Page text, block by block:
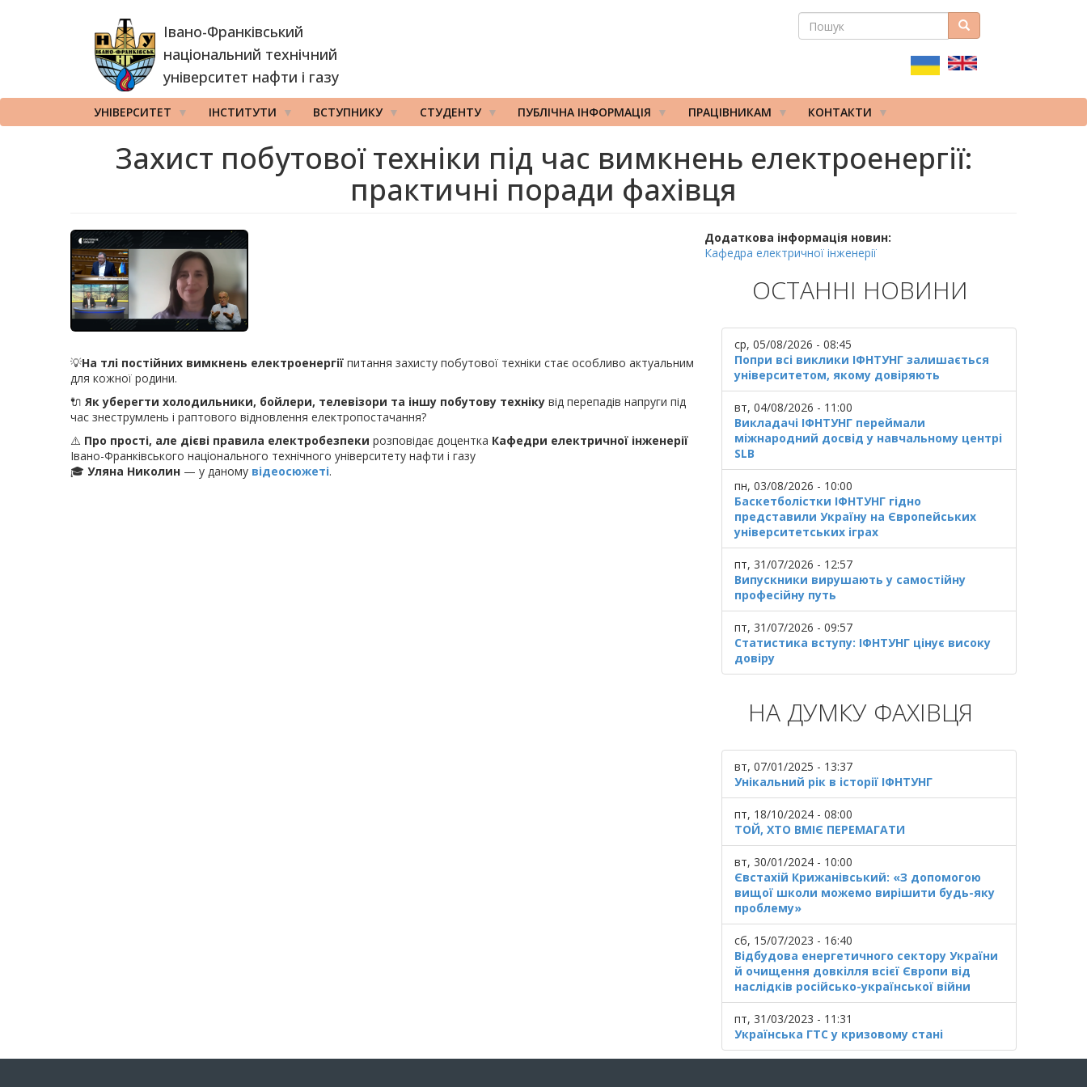
Івано-Франківський
національний технічний
університет нафти і газу
ПОШУКОВА
ПОШУК Пошук
УНІВЕРСИТЕТ ІНСТИТУТИ ВСТУПНИКУ СТУДЕНТУ ПУБЛІЧНА ІНФОРМАЦІЯ ПРАЦІВНИКАМ КОНТАКТИ
Захист побутової техніки під час вимкнень електроенергії:
практичні поради фахівця
💡На тлі постійних вимкнень електроенергії питання захисту побутової техніки стає особливо актуальним
для кожної родини.
🔌 Як уберегти холодильники, бойлери, телевізори та іншу побутову техніку від перепадів напруги під
час знеструмлень і раптового відновлення електропостачання?
⚠️ Про прості, але дієві правила електробезпеки розповідає доцентка Кафедри електричної інженерії
Івано-Франківського національного технічного університету нафти і газу
🎓 Уляна Николин — у даному відеосюжеті.
Додаткова інформація новин:
Кафедра електричної інженерії
ОСТАННІ НОВИНИ
ср, 05/08/2026 - 08:45
Попри всі виклики ІФНТУНГ залишається
університетом, якому довіряють
вт, 04/08/2026 - 11:00
Викладачі ІФНТУНГ переймали
міжнародний досвід у навчальному центрі
SLB
пн, 03/08/2026 - 10:00
Баскетболістки ІФНТУНГ гідно
представили Україну на Європейських
університетських іграх
пт, 31/07/2026 - 12:57
Випускники вирушають у самостійну
професійну путь
пт, 31/07/2026 - 09:57
Статистика вступу: ІФНТУНГ цінує високу
довіру
НА ДУМКУ ФАХІВЦЯ
вт, 07/01/2025 - 13:37
Унікальний рік в історії ІФНТУНГ
пт, 18/10/2024 - 08:00
ТОЙ, ХТО ВМІЄ ПЕРЕМАГАТИ
вт, 30/01/2024 - 10:00
Євстахій Крижанівський: «З допомогою
вищої школи можемо вирішити будь-яку
проблему»
сб, 15/07/2023 - 16:40
Відбудова енергетичного сектору України
й очищення довкілля всієї Європи від
наслідків російсько-української війни
пт, 31/03/2023 - 11:31
Українська ГТС у кризовому стані